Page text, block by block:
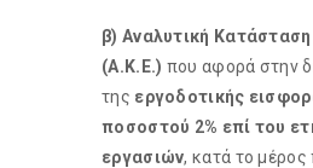
β) Αναλυτική
(Α.Κ.Ε.) που αφορά στην
της εργοδοτικής
ποσοστού 2% επί του
εργασιών, κατά το μέρος